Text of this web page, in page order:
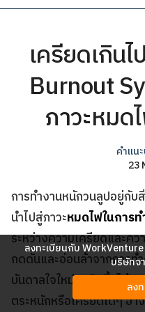
คำแน
23
เครียดเกิน
Burnout
ภาวะหมด
การทำงานหนักวนลูปอยู่กับ
นำไปสู่ภาวะหมดไฟในการ
ระหว่างความเครียดและค
กดดันและอ่อนล้าจากการท
บันดาลใจใหม่ๆ เกิดขึ้นได้
ตระหนักหรือเครียดใดๆ อ
ลงทะเบียนกับ
บริษัทจ
ลง